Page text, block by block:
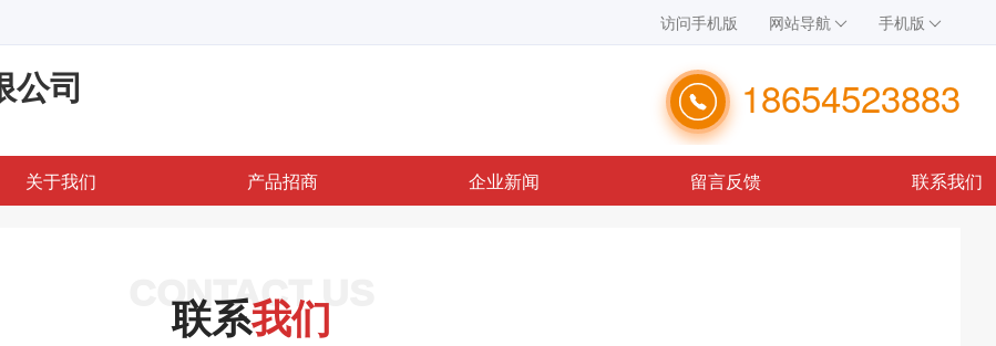
访问手机版 网站导航 手机版
公司 18654523883
关于我们 产品招商 企业新闻 留言反馈 联系我们
CONTACT US
联系我们